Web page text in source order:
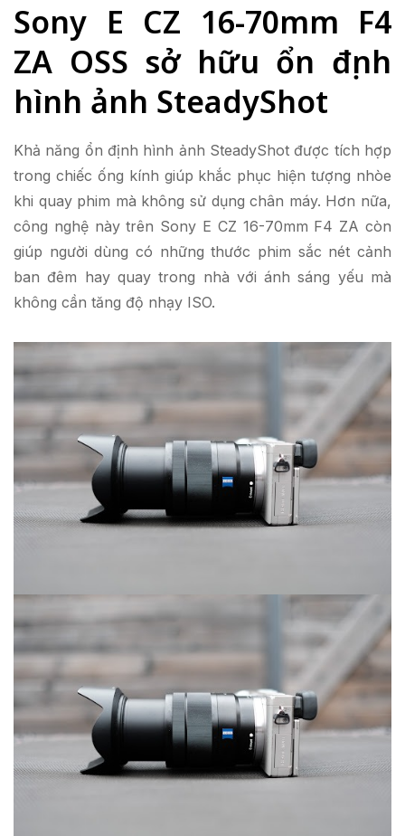
Sony E CZ 16-70mm F4
ZA OSS sở hữu ổn định
hình ảnh SteadyShot
Khả năng ổn định hình ảnh SteadyShot được tích hợp
trong chiếc ống kính giúp khắc phục hiện tượng nhòe
khi quay phim mà không sử dụng chân máy. Hơn nữa,
công nghệ này trên Sony E CZ 16-70mm F4 ZA còn
giúp người dùng có những thước phim sắc nét cảnh
ban đêm hay quay trong nhà với ánh sáng yếu mà
không cần tăng độ nhạy ISO.